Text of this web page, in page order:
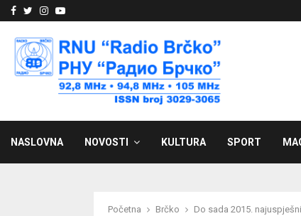
Facebook
Twitter
Instagram
Youtube
NASLOVNA NOVOSTI KULTURA SPORT
Početna Brčko Do sada 2015.